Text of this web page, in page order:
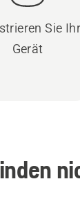
Sie Ihr
Gerät